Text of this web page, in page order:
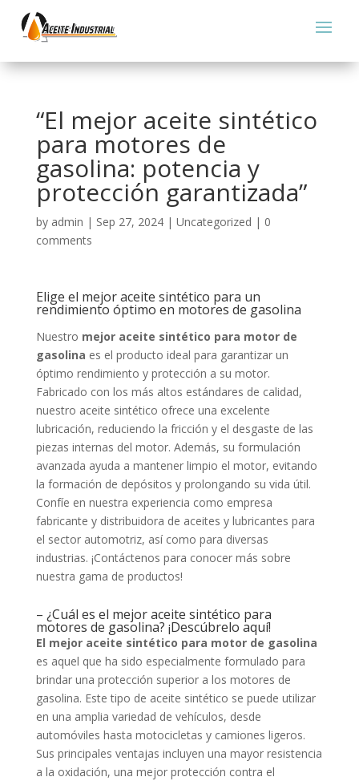
“El mejor aceite sintético
para motores de
gasolina: potencia y
protección garantizada”
by admin | Sep 27, 2024| Uncategorized | 0
comments
Elige el mejor aceite sintético para un
rendimiento óptimo en motores de gasolina
Nuestro mejor aceite sintético para motor de
gasolina es el producto ideal para garantizar un
óptimo rendimiento y protección a su motor.
Fabricado con los más altos estándares de calidad,
nuestro aceite sintético ofrece una excelente
lubricación, reduciendo la fricción y el desgaste de las
piezas internas del motor. Además, su formulación
avanzada ayuda a mantener limpio el motor, evitando
la formación de depósitos y prolongando su vida útil.
Confíe en nuestra experiencia como empresa
fabricante y distribuidora de aceites y lubricantes para
el sector automotriz, así como para diversas
industrias. ¡Contáctenos para conocer más sobre
nuestra gama de productos!
– ¿Cuál es el mejor aceite sintético para
motores de gasolina? ¡Descúbrelo aquí!
El mejor aceite sintético para motor de gasolina
es aquel que ha sido especialmente formulado para
brindar una protección superior a los motores de
gasolina. Este tipo de aceite sintético se puede utilizar
en una amplia variedad de vehículos, desde
automóviles hasta motocicletas y camiones ligeros.
Sus principales ventajas incluyen una mayor resistencia
a la oxidación, una mejor protección contra el